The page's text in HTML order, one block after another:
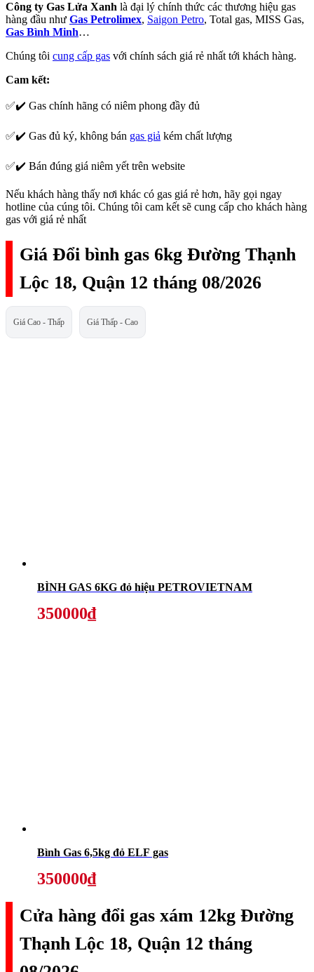
Công ty Gas Lửa Xanh là đại lý chính thức các thương hiệu gas
hàng đầu như Gas Petrolimex, Saigon Petro, Total gas, MISS Gas,
Gas Bình Minh…
Chúng tôi cung cấp gas với chính sách giá rẻ nhất tới khách hàng.
Cam kết:
✅✔️ Gas chính hãng có niêm phong đầy đủ
✅✔️ Gas đủ ký, không bán gas giả kém chất lượng
✅✔️ Bán đúng giá niêm yết trên website
Nếu khách hàng thấy nơi khác có gas giá rẻ hơn, hãy gọi ngay
hotline của cúng tôi. Chúng tôi cam kết sẽ cung cấp cho khách hàng
gas với giá rẻ nhất
Giá Đổi bình gas 6kg Đường Thạnh
Lộc 18, Quận 12 tháng 08/2026
Giá Cao - Thấp Giá Thấp - Cao
BÌNH GAS 6KG đỏ hiệu PETROVIETNAM
350000₫
Bình Gas 6,5kg đỏ ELF gas
350000₫
Cửa hàng đổi gas xám 12kg Đường
Thạnh Lộc 18, Quận 12 tháng